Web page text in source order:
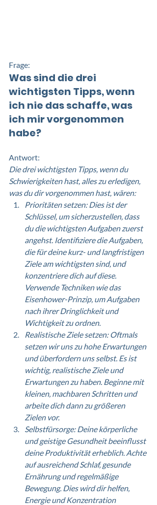
Frage:
Was sind die drei
wichtigsten Tipps, wenn
ich nie das schaffe, was
ich mir vorgenommen
habe?
Antwort:
Die drei wichtigsten Tipps, wenn du
Schwierigkeiten hast, alles zu erledigen,
was du dir vorgenommen hast, wären:
Prioritäten setzen: Dies ist der
Schlüssel, um sicherzustellen, dass
du die wichtigsten Aufgaben zuerst
angehst. Identifiziere die Aufgaben,
die für deine kurz- und langfristigen
Ziele am wichtigsten sind, und
konzentriere dich auf diese.
Verwende Techniken wie das
Eisenhower-Prinzip, um Aufgaben
nach ihrer Dringlichkeit und
Wichtigkeit zu ordnen.
Realistische Ziele setzen: Oftmals
setzen wir uns zu hohe Erwartungen
und überfordern uns selbst. Es ist
wichtig, realistische Ziele und
Erwartungen zu haben. Beginne mit
kleinen, machbaren Schritten und
arbeite dich dann zu größeren
Zielen vor.
Selbstfürsorge: Deine körperliche
und geistige Gesundheit beeinflusst
deine Produktivität erheblich. Achte
auf ausreichend Schlaf, gesunde
Ernährung und regelmäßige
Bewegung. Dies wird dir helfen,
Energie und Konzentration